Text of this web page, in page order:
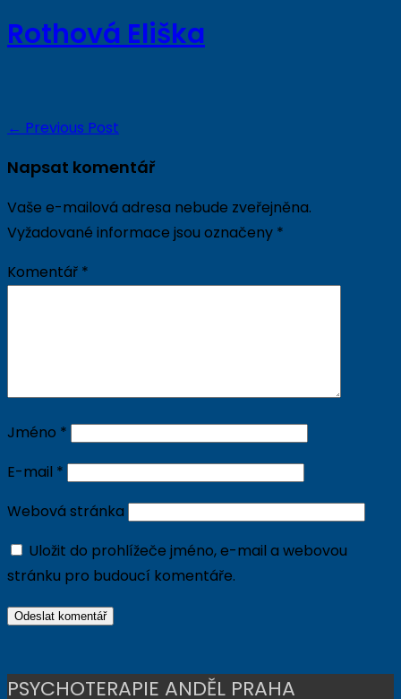
Rothová Eliška
← Previous Post
Napsat komentář
Vaše e-mailová adresa nebude zveřejněna.
Vyžadované informace jsou označeny *
Komentář *
Jméno *
E-mail *
Webová stránka
Uložit do prohlížeče jméno, e-mail a webovou
stránku pro budoucí komentáře.
PSYCHOTERAPIE ANDĚL PRAHA